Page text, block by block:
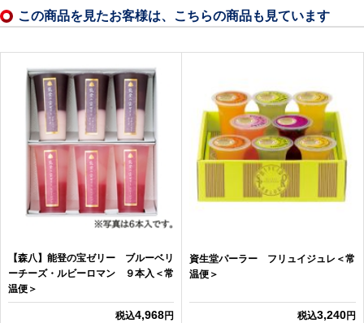
この商品を見たお客様は、こちらの商品も見ています
【森八】能登の宝ゼリー ブルーベリ
ーチーズ・ルビーロマン ９本入＜常
温便＞
税込4,968円
資生堂パーラー フリュイジュレ＜常
温便＞
税込3,240円